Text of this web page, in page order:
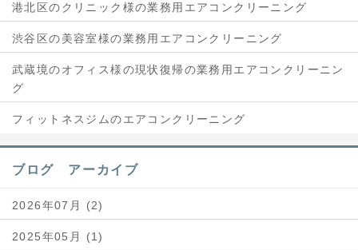
港北区のクリニック様の業務用エアコンクリーニング
渋谷区の美容室様の業務用エアコンクリーニング
武蔵境のオフィス様の現状復帰の業務用エアコンクリーニン
グ
フィットネスジムのエアコンクリーニング
ブログ アーカイブ
2026年07月 (2)
2025年05月 (1)